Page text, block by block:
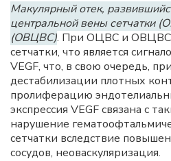
Макулярный отек,
центральной вены сетчатки
(ОВЦВС). При ОЦВС и ОВЦВС
сетчатки, что является
VEGF, что, в свою очередь,
дестабилизации плотных
пролиферацию
экспрессия VEGF связана с
нарушение
сетчатки вследствие
сосудов, неоваскуляризация.